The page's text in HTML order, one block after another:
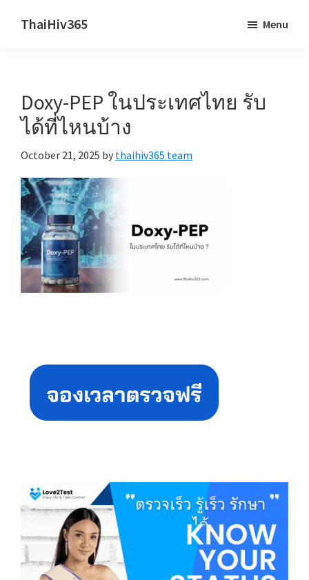
ThaiHiv365
behind.
Menu
Doxy-PEP ในประเทศไทย รับ
ได้ที่ไหนบ้าง
October 21, 2025 by thaihiv365 team
Sidebar